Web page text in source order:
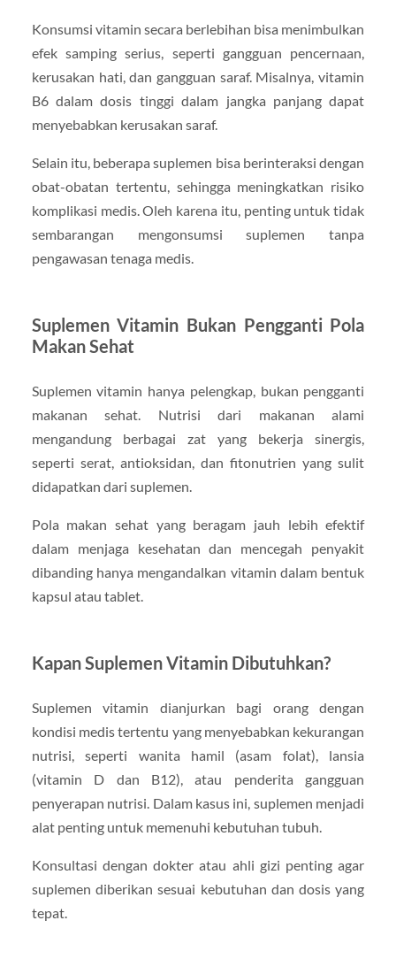
Konsumsi vitamin secara berlebihan bisa menimbulkan
efek samping serius, seperti gangguan pencernaan,
kerusakan hati, dan gangguan saraf. Misalnya, vitamin
B6 dalam dosis tinggi dalam jangka panjang dapat
menyebabkan kerusakan saraf.
Selain itu, beberapa suplemen bisa berinteraksi dengan
obat-obatan tertentu, sehingga meningkatkan risiko
komplikasi medis. Oleh karena itu, penting untuk tidak
sembarangan mengonsumsi suplemen tanpa
pengawasan tenaga medis.
Suplemen Vitamin Bukan Pengganti Pola
Makan Sehat
Suplemen vitamin hanya pelengkap, bukan pengganti
makanan sehat. Nutrisi dari makanan alami
mengandung berbagai zat yang bekerja sinergis,
seperti serat, antioksidan, dan fitonutrien yang sulit
didapatkan dari suplemen.
Pola makan sehat yang beragam jauh lebih efektif
dalam menjaga kesehatan dan mencegah penyakit
dibanding hanya mengandalkan vitamin dalam bentuk
kapsul atau tablet.
Kapan Suplemen Vitamin Dibutuhkan?
Suplemen vitamin dianjurkan bagi orang dengan
kondisi medis tertentu yang menyebabkan kekurangan
nutrisi, seperti wanita hamil (asam folat), lansia
(vitamin D dan B12), atau penderita gangguan
penyerapan nutrisi. Dalam kasus ini, suplemen menjadi
alat penting untuk memenuhi kebutuhan tubuh.
Konsultasi dengan dokter atau ahli gizi penting agar
suplemen diberikan sesuai kebutuhan dan dosis yang
tepat.